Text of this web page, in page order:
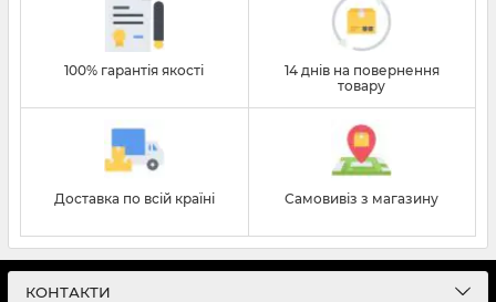
100% гарантія якості
14 днів на повернення
товару
Доставка по всій країні Самовивіз з магазину
КОНТАКТИ